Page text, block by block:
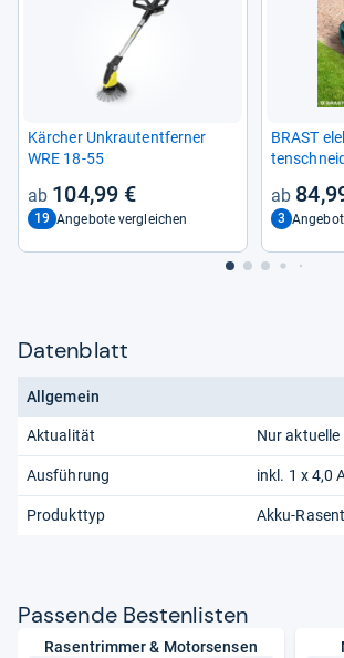
Kär­cher Unkrautent­fer­ner
WRE 18-​55
104,99 €
19 Angebote vergleichen
BRAST
3
Datenblatt
Allgemein
Aktualität Nur
Ausführung inkl. 1 x 4,0
Produkttyp Akku-
Pas­sende Bes­ten­lis­ten
Rasentrimmer & Motorsensen